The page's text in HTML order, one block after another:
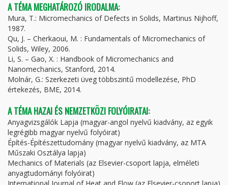
A TÉMA MEGHATÁROZÓ IRODALMA:
Mura, T.: Micromechanics of Defects in Solids, Martinus Nijhoff,
1987.
Qu, J. – Cherkaoui, M. : Fundamentals of Micromechanics of
Solids, Wiley, 2006.
Li, S. – Gao, X. : Handbook of Micromechanics and
Nanomechanics, Stanford, 2014.
Molnár, G.: Szerkezeti üveg többszintű modellezése, PhD
értekezés, BME, 2014.
A TÉMA HAZAI ÉS NEMZETKÖZI FOLYÓIRATAI:
Anyagvizsgálók Lapja (magyar-angol nyelvű kiadvány, az egyik
legrégibb magyar nyelvű folyóirat)
Építés-Építészettudomány (magyar nyelvű kiadvány, az MTA
Műszaki Osztálya lapja)
Mechanics of Materials (az Elsevier-csoport lapja, elméleti
anyagtudományi folyóirat)